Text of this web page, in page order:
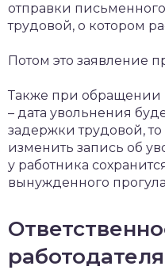
отправки
трудовой, о котором
Потом это заявление
Также при обращении
– дата увольнения
задержки трудовой, то
изменить запись об
у работника
вынужденного
работодателя